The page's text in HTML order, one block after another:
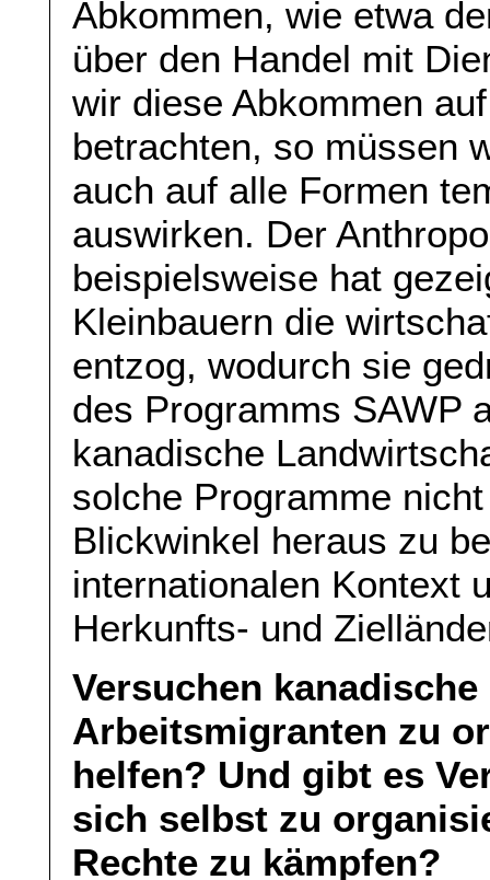
Abkommen, wie etwa
über den Handel mit
wir diese Abkommen
betrachten, so müssen
auch auf alle Formen
auswirken. Der
beispielsweise hat
Kleinbauern die
entzog, wodurch sie
des Programms SAWP
kanadische
solche Programme
Blickwinkel heraus zu
internationalen Kontext
Herkunfts- und
Versuchen
Arbeitsmigranten zu
helfen? Und gibt es
sich selbst zu
Rechte zu kämpfen?